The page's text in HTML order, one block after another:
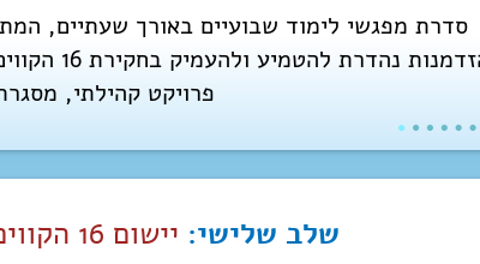
פרויקט קהילתי,
שלב שלישי: יישום 16 הקווים המנחים לחיים: כלים, שיטות ותרגול